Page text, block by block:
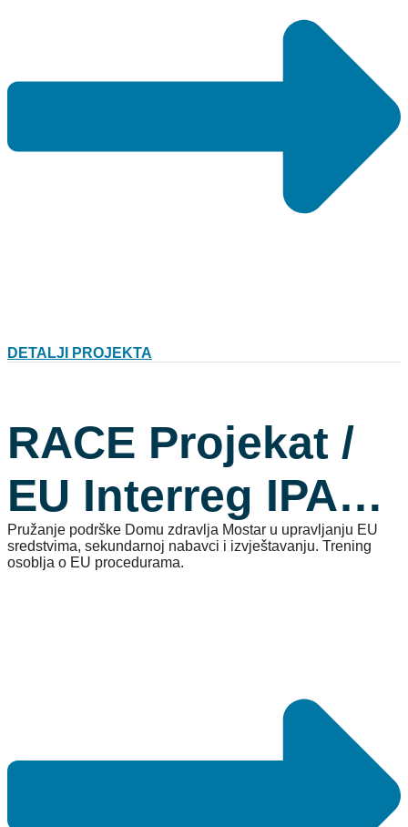
DETALJI PROJEKTA
RACE Projekat /
EU Interreg IPA
CBC HR– BiH–
Pružanje podrške Domu zdravlja Mostar u upravljanju EU
sredstvima, sekundarnoj nabavci i izvještavanju. Trening
osoblja o EU procedurama.